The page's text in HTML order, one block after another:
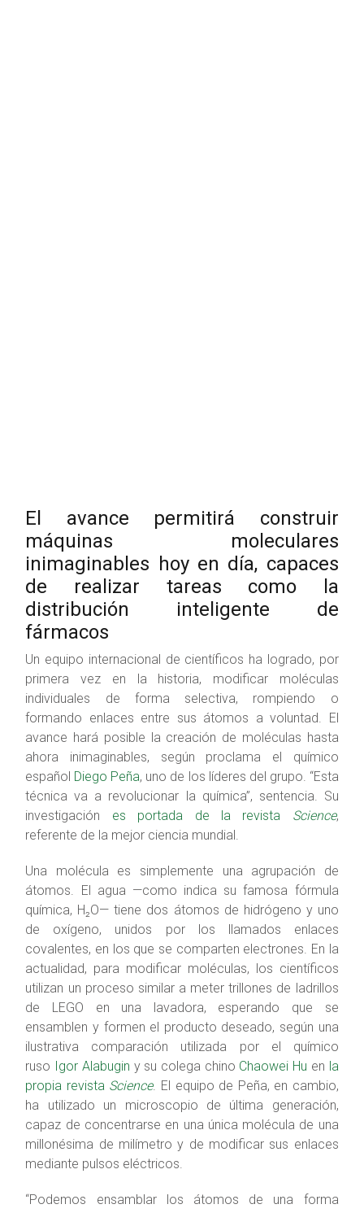
El avance permitirá construir
máquinas moleculares
inimaginables hoy en día, capaces
de realizar tareas como la
distribución inteligente de
fármacos
Un equipo internacional de científicos ha logrado, por
primera vez en la historia, modificar moléculas
individuales de forma selectiva, rompiendo o
formando enlaces entre sus átomos a voluntad. El
avance hará posible la creación de moléculas hasta
ahora inimaginables, según proclama el químico
español Diego Peña, uno de los líderes del grupo. “Esta
técnica va a revolucionar la química”, sentencia. Su
investigación es portada de la revista Science,
referente de la mejor ciencia mundial.
Una molécula es simplemente una agrupación de
átomos. El agua —como indica su famosa fórmula
química, H₂O— tiene dos átomos de hidrógeno y uno
de oxígeno, unidos por los llamados enlaces
covalentes, en los que se comparten electrones. En la
actualidad, para modificar moléculas, los científicos
utilizan un proceso similar a meter trillones de ladrillos
de LEGO en una lavadora, esperando que se
ensamblen y formen el producto deseado, según una
ilustrativa comparación utilizada por el químico
ruso Igor Alabugin y su colega chino Chaowei Hu en la
propia revista Science. El equipo de Peña, en cambio,
ha utilizado un microscopio de última generación,
capaz de concentrarse en una única molécula de una
millonésima de milímetro y de modificar sus enlaces
mediante pulsos eléctricos.
“Podemos ensamblar los átomos de una forma